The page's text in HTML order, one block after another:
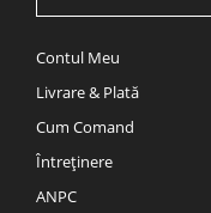
Contul Meu
Livrare & Plată
Cum Comand
Întreținere
ANPC